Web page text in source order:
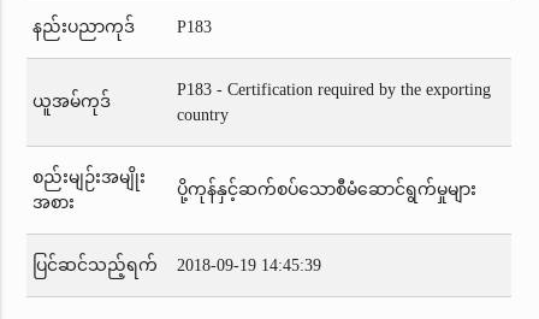
နည်းပညာကုဒ် P183
ယူအမ်ကုဒ်
P183 - Certification required by the exporting
country
စည်းမျဉ်းအမျိုး
အစား
ပို့ကုန်နှင့်ဆက်စပ်သောစီမံဆောင်ရွက်မှုများ
ပြင်ဆင်သည့်ရက် 2018-09-19 14:45:39